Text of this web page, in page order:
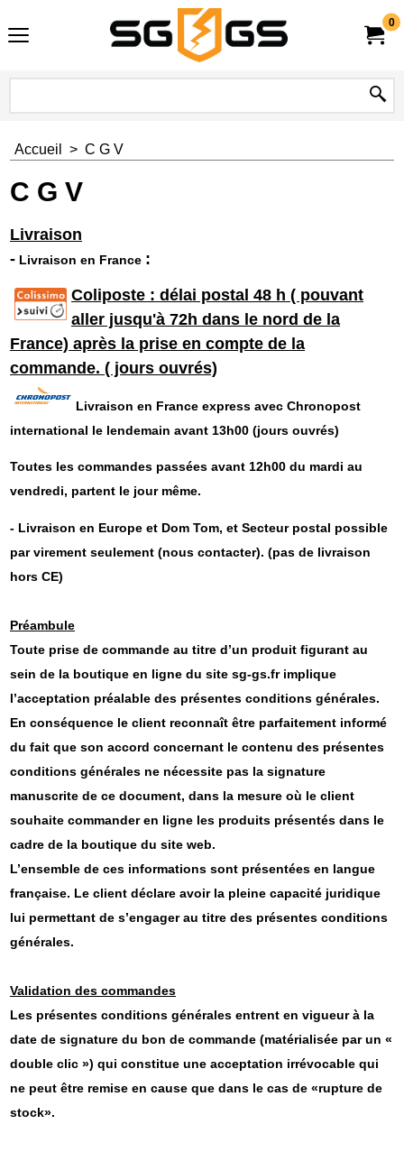
0
Accueil > C G V
C G V
Livraison
- Livraison en France :
Coliposte : délai postal 48 h ( pouvant
aller jusqu'à 72h dans le nord de la
France) après la prise en compte de la
commande. ( jours ouvrés)
Livraison en France express avec Chronopost
international le lendemain avant 13h00 (jours ouvrés)
Toutes les commandes passées avant 12h00 du mardi au
vendredi, partent le jour même.
- Livraison en Europe et Dom Tom, et Secteur postal possible
par virement seulement (nous contacter). (pas de livraison
hors CE)
Préambule
Toute prise de commande au titre d’un produit figurant au
sein de la boutique en ligne du site sg-gs.fr implique
l’acceptation préalable des présentes conditions générales.
En conséquence le client reconnaît être parfaitement informé
du fait que son accord concernant le contenu des présentes
conditions générales ne nécessite pas la signature
manuscrite de ce document, dans la mesure où le client
souhaite commander en ligne les produits présentés dans le
cadre de la boutique du site web.
L’ensemble de ces informations sont présentées en langue
française. Le client déclare avoir la pleine capacité juridique
lui permettant de s’engager au titre des présentes conditions
générales.
Validation des commandes
Les présentes conditions générales entrent en vigueur à la
date de signature du bon de commande (matérialisée par un «
double clic ») qui constitue une acceptation irrévocable qui
ne peut être remise en cause que dans le cas de «rupture de
stock».